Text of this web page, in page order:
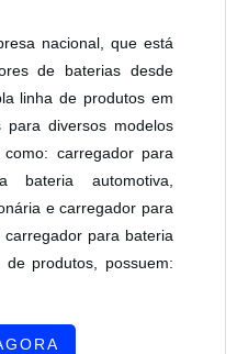
nacional, que está
de baterias desde
linha de produtos em
para diversos modelos
carregador para
bateria automotiva,
e carregador para
para bateria
produtos, possuem: